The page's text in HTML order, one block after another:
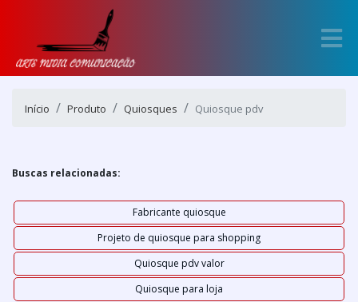
Início Produto Quiosques Quiosque pdv
Buscas relacionadas:
Fabricante quiosque
Projeto de quiosque para shopping
Quiosque pdv valor
Quiosque para loja